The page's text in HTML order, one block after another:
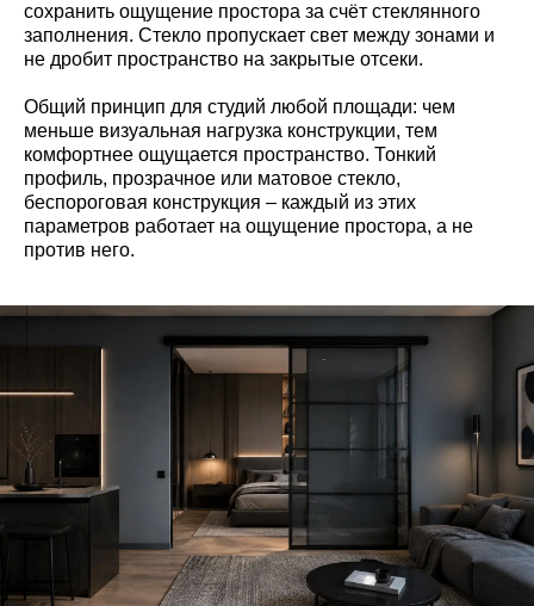
сохранить ощущение простора за счёт стеклянного
заполнения. Стекло пропускает свет между зонами и
не дробит пространство на закрытые отсеки.
Общий принцип для студий любой площади: чем
меньше визуальная нагрузка конструкции, тем
комфортнее ощущается пространство. Тонкий
профиль, прозрачное или матовое стекло,
беспороговая конструкция – каждый из этих
параметров работает на ощущение простора, а не
против него.